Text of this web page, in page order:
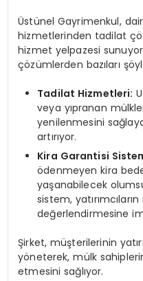
Üstünel Gayrimenkul,
hizmetlerinden tadilat
hizmet yelpazesi
çözümlerden bazıları
Tadilat Hizmetleri:
veya yıpranan
yenilenmesini
artırıyor.
Kira Garantisi
ödenmeyen kira
yaşanabilecek
sistem,
değerlendirmesine
Şirket, müşterilerinin
yöneterek, mülk
etmesini sağlıyor.